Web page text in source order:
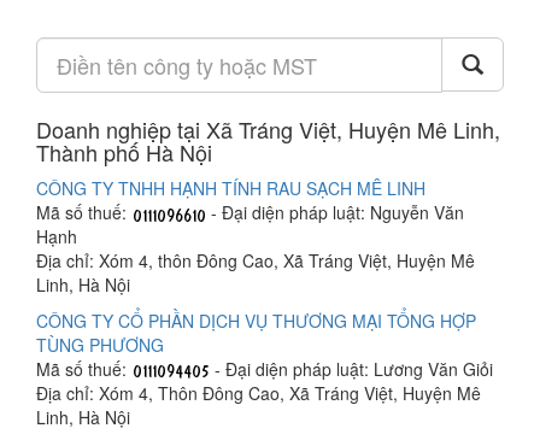
Doanh nghiệp tại Xã Tráng Việt, Huyện Mê Linh,
Thành phố Hà Nội
CÔNG TY TNHH HẠNH TÍNH RAU SẠCH MÊ LINH
Mã số thuế:
- Đại diện pháp luật: Nguyễn Văn
Hạnh
Địa chỉ: Xóm 4, thôn Đông Cao, Xã Tráng Việt, Huyện Mê
Linh, Hà Nội
CÔNG TY CỔ PHẦN DỊCH VỤ THƯƠNG MẠI TỔNG HỢP
TÙNG PHƯƠNG
Mã số thuế:
- Đại diện pháp luật: Lương Văn Giỏi
Địa chỉ: Xóm 4, Thôn Đông Cao, Xã Tráng Việt, Huyện Mê
Linh, Hà Nội